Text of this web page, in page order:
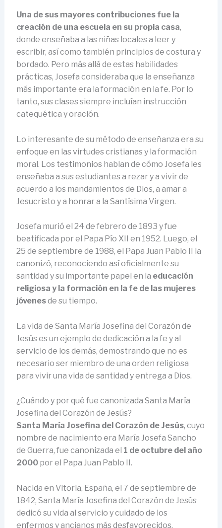
Una de sus mayores contribuciones fue la
creación de una escuela en su propia casa,
donde enseñaba a las niñas locales a leer y
escribir, así como también principios de costura y
bordado. Pero más allá de estas habilidades
prácticas, Josefa consideraba que la enseñanza
más importante era la formación en la fe. Por lo
tanto, sus clases siempre incluían instrucción
catequética y oración.
Lo interesante de su método de enseñanza era su
enfoque en las virtudes cristianas y la formación
moral. Los testimonios hablan de cómo Josefa les
enseñaba a sus estudiantes a rezar y a vivir de
acuerdo a los mandamientos de Dios, a amar a
Jesucristo y a honrar a la Santísima Virgen.
Josefa murió el 24 de febrero de 1893 y fue
beatificada por el Papa Pío XII en 1952. Luego, el
25 de septiembre de 1988, el Papa Juan Pablo II la
canonizó, reconociendo así oficialmente su
santidad y su importante papel en la educación
religiosa y la formación en la fe de las mujeres
jóvenesde su tiempo.
La vida de Santa María Josefina del Corazón de
Jesús es un ejemplo de dedicación a la fe y al
servicio de los demás, demostrando que no es
necesario ser miembro de una orden religiosa
para vivir una vida de santidad y entrega a Dios.
¿Cuándo y por qué fue canonizada Santa María
Josefina del Corazón de Jesús?
Santa María Josefina del Corazón de Jesús, cuyo
nombre de nacimiento era María Josefa Sancho
de Guerra, fue canonizada el 1 de octubre del año
2000por el Papa Juan Pablo II.
Nacida en Vitoria, España, el 7 de septiembre de
1842, Santa María Josefina del Corazón de Jesús
dedicó su vida al servicio y cuidado de los
enfermos y ancianos más desfavorecidos,